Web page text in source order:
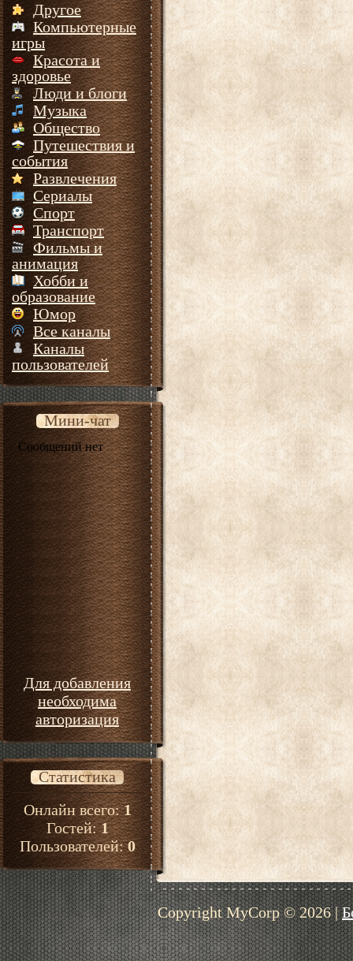
Другое
Компьютерные
игры
Красота и
здоровье
Люди и блоги
Музыка
Общество
Путешествия и
события
Развлечения
Сериалы
Спорт
Транспорт
Фильмы и
анимация
Хобби и
образование
Юмор
Все каналы
Каналы
пользователей
Мини-чат
Для добавления
необходима
авторизация
Статистика
Онлайн всего:1
Гостей:1
Пользователей:0
Copyright MyCorp © 2026|